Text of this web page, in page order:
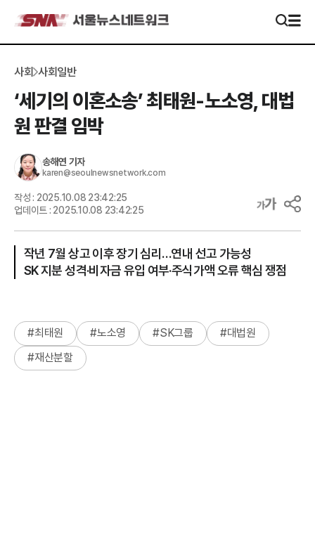
사회 사회일반
‘세기의 이혼소송’ 최태원-노소영, 대법
원 판결 임박
송해연 기자
karen@seoulnewsnetwork.com
작성 : 2025.10.08 23:42:25
업데이트 : 2025.10.08 23:42:25
작년 7월 상고 이후 장기 심리…연내 선고 가능성
SK 지분 성격·비자금 유입 여부·주식가액 오류 핵심 쟁점
#최태원 #노소영 #SK그룹 #대법원
#재산분할